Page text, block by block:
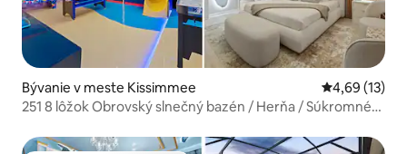
Bývanie v meste Kissimmee Priemerné
4,69 (13)
251 8 lôžok Obrovský slnečný bazén / Herňa / Súkromné